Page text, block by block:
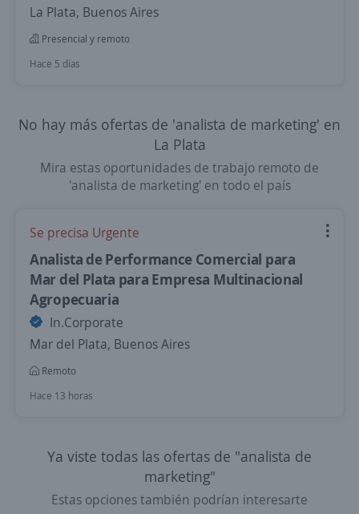
La Plata, Buenos Aires
Presencial y remoto
Hace 5 días
No hay más ofertas de 'analista de marketing' en
La Plata
Mira estas oportunidades de trabajo remoto de
'analista de marketing' en todo el país
Se precisa Urgente
Analista de Performance Comercial para
Mar del Plata para Empresa Multinacional
Agropecuaria
In.Corporate
Mar del Plata, Buenos Aires
Remoto
Hace 13 horas
Ya viste todas las ofertas de "analista de
marketing"
Estas opciones también podrían interesarte